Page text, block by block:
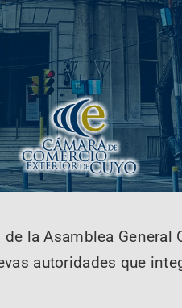
la Asamblea General
autoridades que